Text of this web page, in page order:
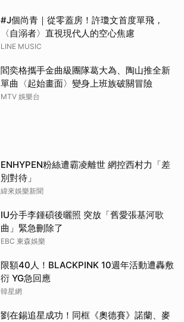
#J個尚青｜從零蓋房！許瓊文首度單飛，
〈自溺者〉直視現代人的空心焦慮
LINE MUSIC
閻奕格攜手金曲級團隊葛大為、陶山推全新
單曲〈起始畫面〉變身上班族破關冒險
MTV 娛樂台
ENHYPEN粉絲遭霸凌離世 網控西村力「差
別對待」
緯來娛樂新聞
IU分手李鍾碩後曬照 突放「舊愛張基河歌
曲」緊急刪除了
EBC 東森娛樂
限額40人！BLACKPINK 10週年活動遭轟敷
衍 YG急回應
韓星網
劉在錫追星成功！同框《奧德賽》諾蘭、麥